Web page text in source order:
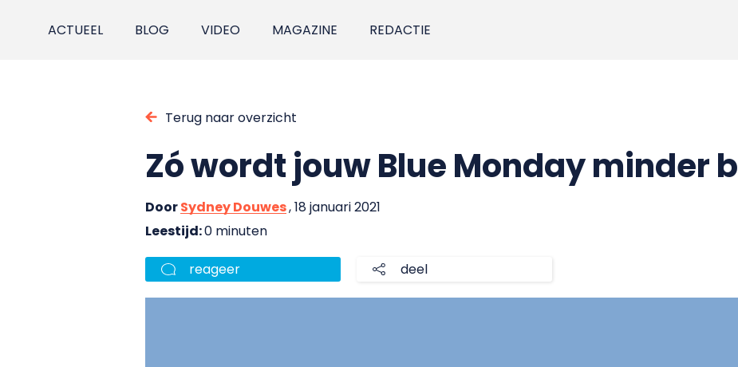
ACTUEEL BLOG VIDEO MAGAZINE REDACTIE
Terug naar overzicht
Zó wordt jouw Blue Monday minder
DoorSydney Douwes, 18 januari 2021
Leestijd:0 minuten
reageer deel